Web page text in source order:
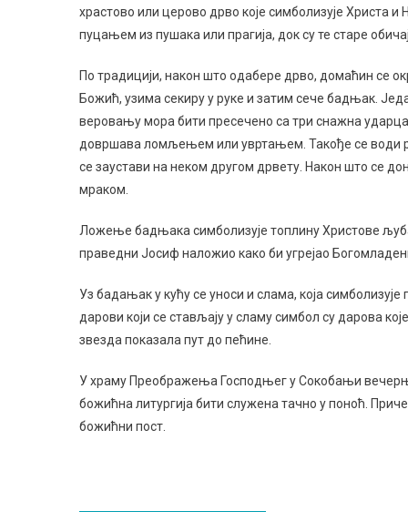
храстово или церово дрво које симболизује Христа
пуцањем из пушака или прагија, док су те старе
По традицији, након што одабере дрво, домаћин се
Божић, узима секиру у руке и затим сече бадњак.
веровању мора бити пресечено са три снажна
довршава ломљењем или увртањем. Такође се води
се заустави на неком другом дрвету. Након што се
мраком.
Ложење бадњака симболизује топлину Христове
праведни Јосиф наложио како би угрејао
Уз бадањак у кућу се уноси и слама, која
дарови који се стављају у сламу симбол су дарова
звезда показала пут до пећине.
У храму Преображења Господњег у Сокобањи
божићна литургија бити служена тачно у поноћ.
божићни пост.